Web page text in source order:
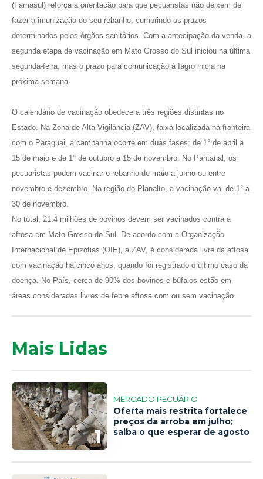
(Famasul) reforça a orientação para que pecuaristas não deixem de
fazer a imunização do seu rebanho, cumprindo os prazos
determinados pelos órgãos sanitários. Com a antecipação da venda, a
segunda etapa de vacinação em Mato Grosso do Sul iniciou na última
segunda-feira, mas o prazo para comunicação à Iagro inicia na
próxima semana.
O calendário de vacinação obedece a três regiões distintas no
Estado. Na Zona de Alta Vigilância (ZAV), faixa localizada na fronteira
com o Paraguai, a campanha ocorre em duas fases: de 1° de abril a
15 de maio e de 1° de outubro a 15 de novembro. No Pantanal, os
pecuaristas podem vacinar o rebanho de maio a junho ou entre
novembro e dezembro. Na região do Planalto, a vacinação vai de 1° a
30 de novembro.
No total, 21,4 milhões de bovinos devem ser vacinados contra a
aftosa em Mato Grosso do Sul. De acordo com a Organização
Internacional de Epizotias (OIE), a ZAV, é considerada livre da aftosa
com vacinação há cinco anos, quando foi registrado o último caso da
doença. No País, cerca de 90% dos bovinos e búfalos estão em
áreas consideradas livres de febre aftosa com ou sem vacinação.
Mais Lidas
1
MERCADO PECUÁRIO
Oferta mais restrita fortalece
preços da arroba em julho;
saiba o que esperar de agosto